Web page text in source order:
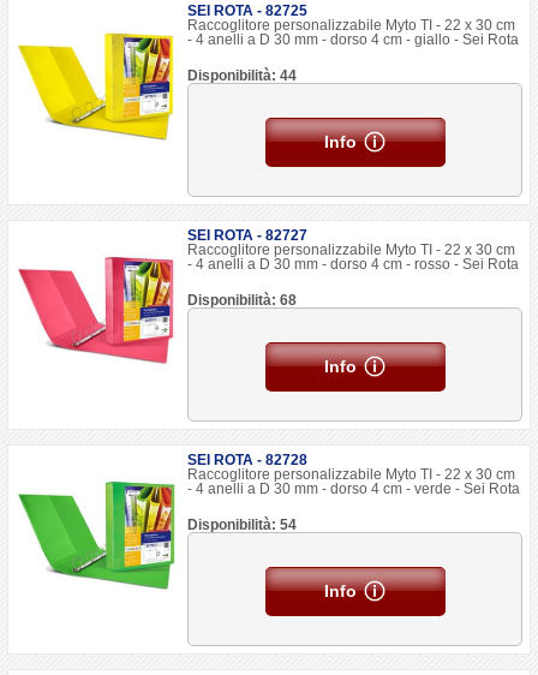
SEI ROTA - 82725
Raccoglitore personalizzabile Myto TI - 22 x 30 cm
- 4 anelli a D 30 mm - dorso 4 cm - giallo - Sei Rota
Disponibilità: 44
Info
SEI ROTA - 82727
Raccoglitore personalizzabile Myto TI - 22 x 30 cm
- 4 anelli a D 30 mm - dorso 4 cm - rosso - Sei Rota
Disponibilità: 68
Info
SEI ROTA - 82728
Raccoglitore personalizzabile Myto TI - 22 x 30 cm
- 4 anelli a D 30 mm - dorso 4 cm - verde - Sei Rota
Disponibilità: 54
Info